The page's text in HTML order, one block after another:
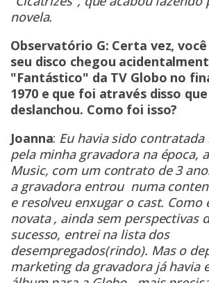
novela.
Observatório G: Certa vez,
seu disco chegou
"Fantástico" da TV Globo no
1970 e que foi através disso
deslanchou. Como foi isso?
Joanna: Eu havia sido
pela minha gravadora na época,
Music, com um contrato de 3
a gravadora entrou numa
e resolveu enxugar o cast. Como
novata , ainda sem perspectivas
sucesso, entrei na lista dos
desempregados(rindo). Mas o
marketing da gravadora já havia